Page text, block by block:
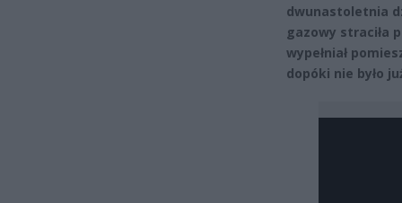
dwunastoletnia
gazowy straciła
wypełniał
dopóki nie było